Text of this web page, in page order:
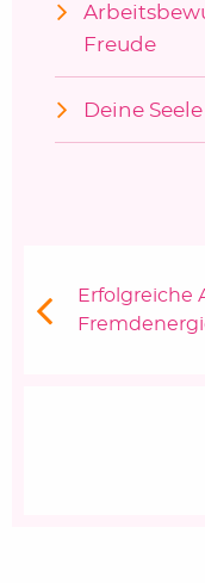
Freude
Deine
Vorheriger
Erfolgreiche